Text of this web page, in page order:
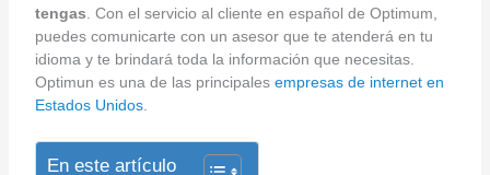
tengas . Con el servicio al cliente en español de Optimum,
puedes comunicarte con un asesor que te atenderá en tu
idioma y te brindará toda la información que necesitas.
Optimun es una de las principales empresas de internet en
Estados Unidos.
En este artículo